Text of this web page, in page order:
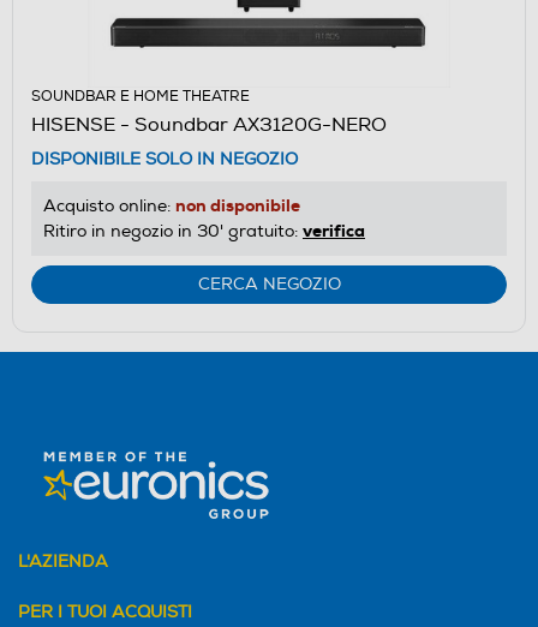
SOUNDBAR E HOME THEATRE
HISENSE - Soundbar AX3120G-NERO
DISPONIBILE SOLO IN NEGOZIO
Acquisto online: non disponibile
Ritiro in negozio in 30' gratuito: verifica
CERCA NEGOZIO
L'AZIENDA
PER I TUOI ACQUISTI